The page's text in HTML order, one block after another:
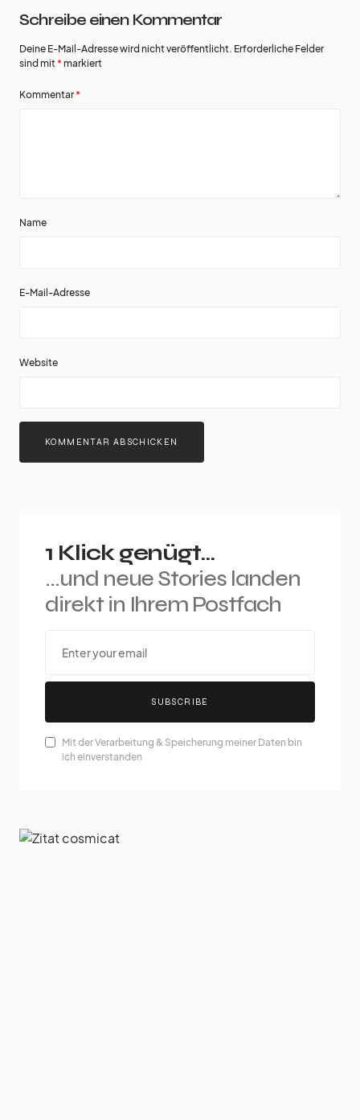
Schreibe einen Kommentar
Deine E-Mail-Adresse wird nicht veröffentlicht. Erforderliche Felder
sind mit * markiert
Kommentar *
Name
E-Mail-Adresse
Website
1 Klick genügt...
...und neue Stories landen
direkt in Ihrem Postfach
SUBSCRIBE
Mit der Verarbeitung & Speicherung meiner Daten bin
ich einverstanden